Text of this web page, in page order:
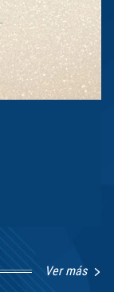
Ver más